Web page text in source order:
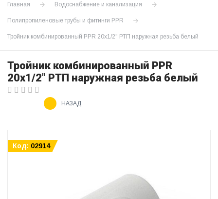
Главная Водоснабжение и канализация
Полипропиленовые трубы и фитинги PPR
Тройник комбинированный PPR 20х1/2" РТП наружная резьба белый
Тройник комбинированный PPR
20х1/2" РТП наружная резьба белый
НАЗАД
Код: 02914